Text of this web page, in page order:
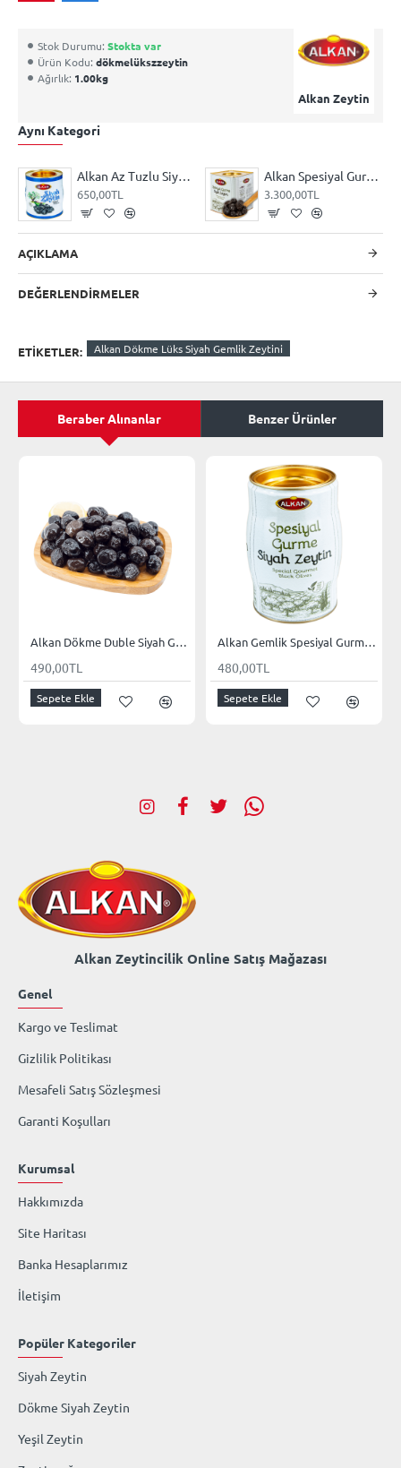
Stok Durumu: Stokta var
Ürün Kodu: dökmelükszzeytin
Ağırlık: 1.00kg
Alkan Zeytin
Aynı Kategori
Alkan Az Tuzlu Siyah Gemlik Zeytini
650,00TL
Alkan Spesiyal Gurme Siyah Gemlik Zeytini 10 kg teneke veya pet kova
3.300,00TL
AÇIKLAMA
DEĞERLENDIRMELER
ETIKETLER: Alkan Dökme Lüks Siyah Gemlik Zeytini
Beraber Alınanlar Benzer Ürünler
Alkan Dökme Duble Siyah Gemlik Zeytini
490,00TL
Sepete Ekle
Alkan Gemlik Spesiyal Gurme Siyah Gemlik Zeytini
480,00TL
Sepete Ekle
Alkan Zeytincilik Online Satış Mağazası
Genel
Kargo ve Teslimat
Gizlilik Politikası
Mesafeli Satış Sözleşmesi
Garanti Koşulları
Kurumsal
Hakkımızda
Site Haritası
Banka Hesaplarımız
İletişim
Popüler Kategoriler
Siyah Zeytin
Dökme Siyah Zeytin
Yeşil Zeytin